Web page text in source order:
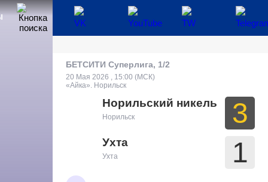
БЕТСИТИ Суперлига, 1/2
20 Мая 2026 , 15:00 (МСК)
«Айка». Норильск
Норильский никель
Норильск 3
Ухта
Ухта 1